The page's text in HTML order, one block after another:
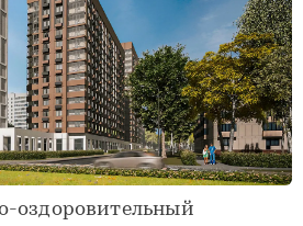
оздоровительный